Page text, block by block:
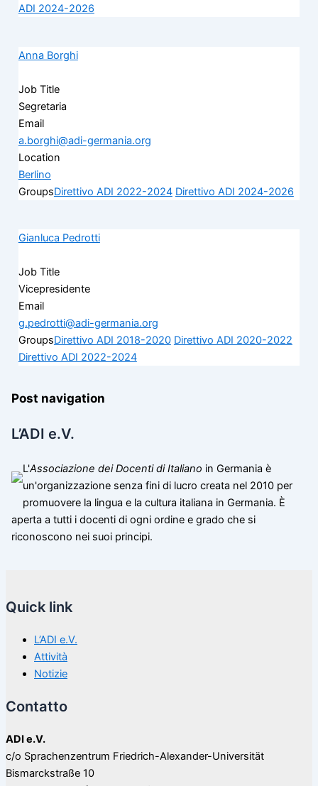
ADI 2024-2026
Anna Borghi
Job Title
Segretaria
Email
a.borghi@adi-germania.org
Location
Berlino
GroupsDirettivo ADI 2022-2024 Direttivo ADI 2024-2026
Gianluca Pedrotti
Job Title
Vicepresidente
Email
g.pedrotti@adi-germania.org
GroupsDirettivo ADI 2018-2020 Direttivo ADI 2020-2022
Direttivo ADI 2022-2024
Post navigation
L’ADI e.V.
L'Associazione dei Docenti di Italiano in Germania è
un'organizzazione senza fini di lucro creata nel 2010 per
promuovere la lingua e la cultura italiana in Germania. È
aperta a tutti i docenti di ogni ordine e grado che si
riconoscono nei suoi principi.
Quick link
L’ADI e.V.
Attività
Notizie
Contatto
ADI e.V.
c/o Sprachenzentrum Friedrich-Alexander-Universität
Bismarckstraße 10